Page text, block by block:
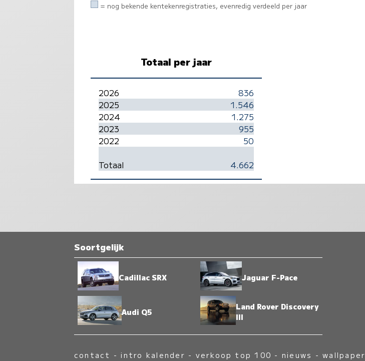
= nog bekende kentekenregistraties, evenredig verdeeld per jaar
Totaal per jaar
2026
836
2025
1.546
2024
1.275
2023
955
2022
50
Totaal
4.662
Soortgelijk
Cadillac SRX Jaguar F-Pace
Audi Q5
Land Rover Discovery
III
contact -intro kalender - verkoop top 100 - nieuws -wallpaper